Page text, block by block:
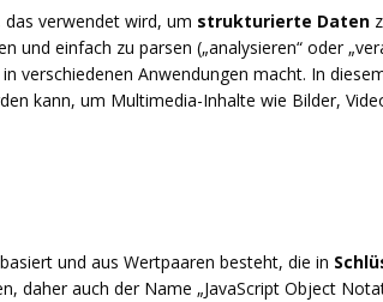
verwendet wird, um strukturierte Daten
und einfach zu parsen („analysieren“ oder
verschiedenen Anwendungen macht. In
kann, um Multimedia-Inhalte wie Bilder,
und aus Wertpaaren besteht, die in
daher auch der Name „JavaScript Object